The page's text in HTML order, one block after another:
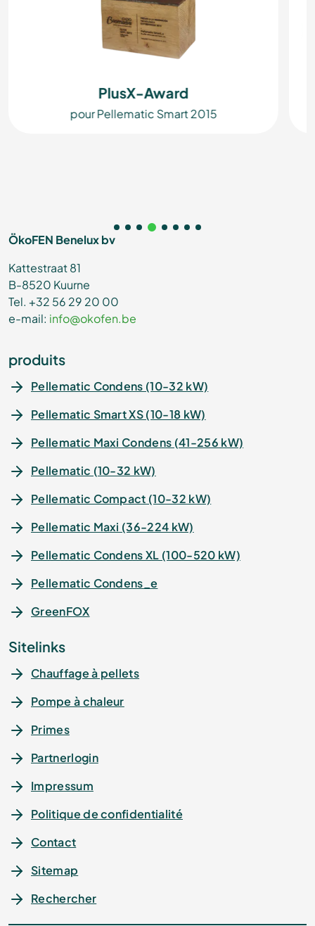
plusieurs fois primée,
avec le mode intelligent GreenMode
d'ÖkoFEN.
Regarder la vidéo
PlusX-Award
pour Pellematic Smart 2015
ÖkoFEN Benelux bv
Kattestraat 81
B-8520 Kuurne
Tel. +32 56 29 20 00
e-mail: info@okofen.be
produits
Pellematic Condens (10-32 kW)
Pellematic Smart XS (10-18 kW)
Pellematic Maxi Condens (41-256 kW)
Pellematic (10-32 kW)
Pellematic Compact (10-32 kW)
Pellematic Maxi (36-224 kW)
Pellematic Condens XL (100-520 kW)
Pellematic Condens_e
GreenFOX
Sitelinks
Chauffage à pellets
Pompe à chaleur
Primes
Partnerlogin
Impressum
Politique de confidentialité
Contact
Sitemap
Rechercher